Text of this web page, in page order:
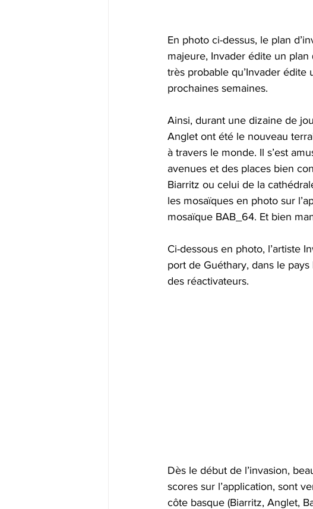
En photo ci-dessus, le plan
majeure, Invader édite un
très probable qu’Invader édite
prochaines semaines.
Ainsi, durant une dizaine de
Anglet ont été le nouveau
à travers le monde. Il s’est
avenues et des places bien
Biarritz ou celui de la
les mosaïques en photo sur
mosaïque BAB_64. Et bien
Ci-dessous en photo, l’artiste
port de Guéthary, dans le
des réactivateurs.
Dès le début de l’invasion,
scores sur l’application, sont
côte basque (Biarritz, Anglet,